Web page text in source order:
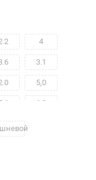
4
3.1
5,0
6.2
3